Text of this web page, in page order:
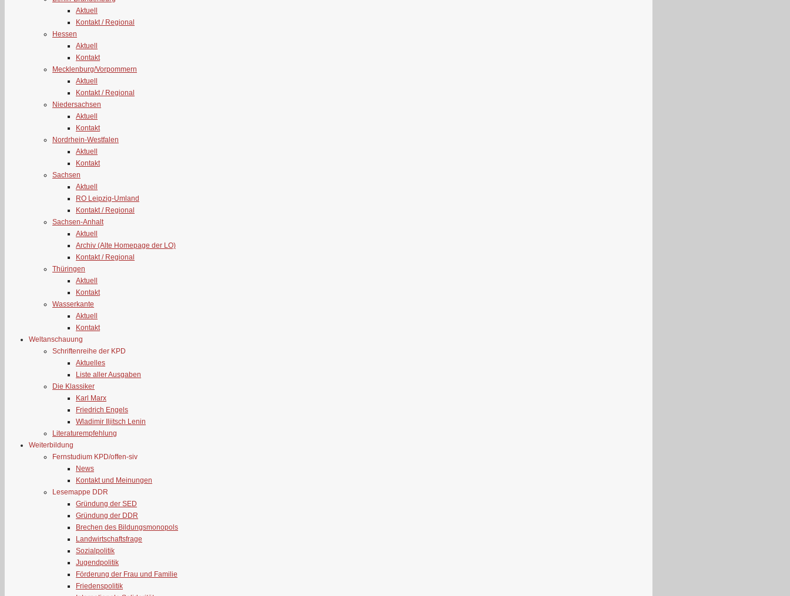
Aktuell
Kontakt / Regional
Hessen
Aktuell
Kontakt
Mecklenburg/Vorpommern
Aktuell
Kontakt / Regional
Niedersachsen
Aktuell
Kontakt
Nordrhein-Westfalen
Aktuell
Kontakt
Sachsen
Aktuell
RO Leipzig-Umland
Kontakt / Regional
Sachsen-Anhalt
Aktuell
Archiv (Alte Homepage der LO)
Kontakt / Regional
Thüringen
Aktuell
Kontakt
Wasserkante
Aktuell
Kontakt
Weltanschauung
Schriftenreihe der KPD
Aktuelles
Liste aller Ausgaben
Die Klassiker
Karl Marx
Friedrich Engels
Wladimir Iljitsch Lenin
Literaturempfehlung
Weiterbildung
Fernstudium KPD/offen-siv
News
Kontakt und Meinungen
Lesemappe DDR
Gründung der SED
Gründung der DDR
Brechen des Bildungsmonopols
Landwirtschaftsfrage
Sozialpolitik
Jugendpolitik
Förderung der Frau und Familie
Friedenspolitik